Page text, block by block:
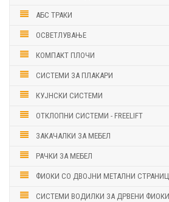
АБС ТРАКИ
ОСВЕТЛУВАЊЕ
КОМПАКТ ПЛОЧИ
СИСТЕМИ ЗА ПЛАКАРИ
КУЈНСКИ СИСТЕМИ
ОТКЛОПНИ СИСТЕМИ - FREELIFT
ЗАКАЧАЛКИ ЗА МЕБЕЛ
РАЧКИ ЗА МЕБЕЛ
ФИОКИ СО ДВОЈНИ МЕТАЛНИ
СИСТЕМИ ВОДИЛКИ ЗА ДРВЕНИ ФИОКИ